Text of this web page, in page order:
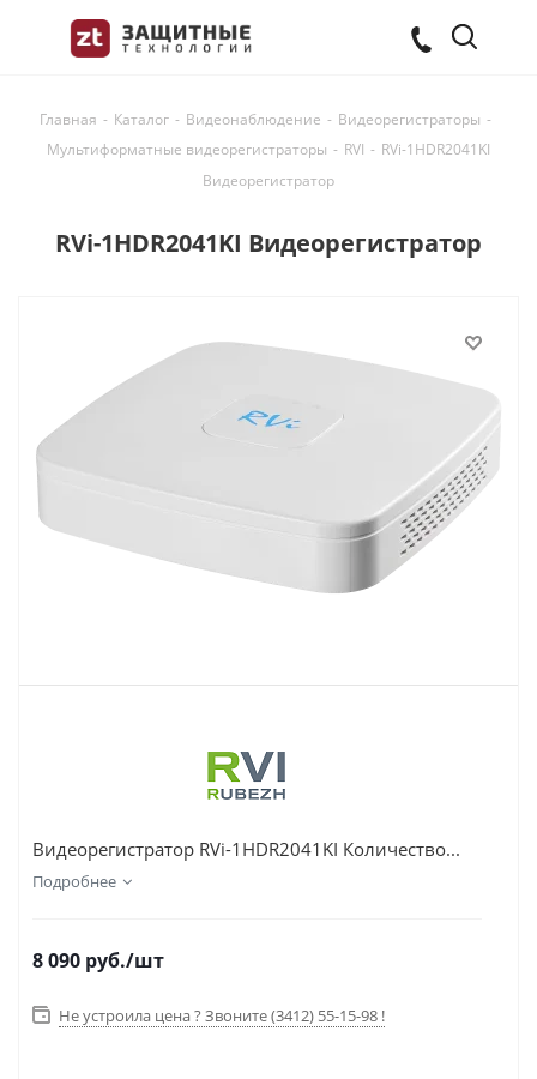
Главная - Каталог - Видеонаблюдение - Видеорегистраторы -
Мультиформатные видеорегистраторы - RVI - RVi-1HDR2041KI
Видеорегистратор
RVi-1HDR2041KI Видеорегистратор
Видеорегистратор RVi-1HDR2041KI Количество...
Подробнее
8 090 руб./шт
Не устроила цена ? Звоните (3412) 55-15-98 !